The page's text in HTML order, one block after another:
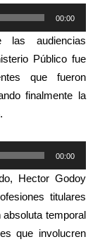
00:00
las audiencias
Público fue
que fueron
finalmente la
00:00
Hector Godoy
titulares
temporal
que involucren